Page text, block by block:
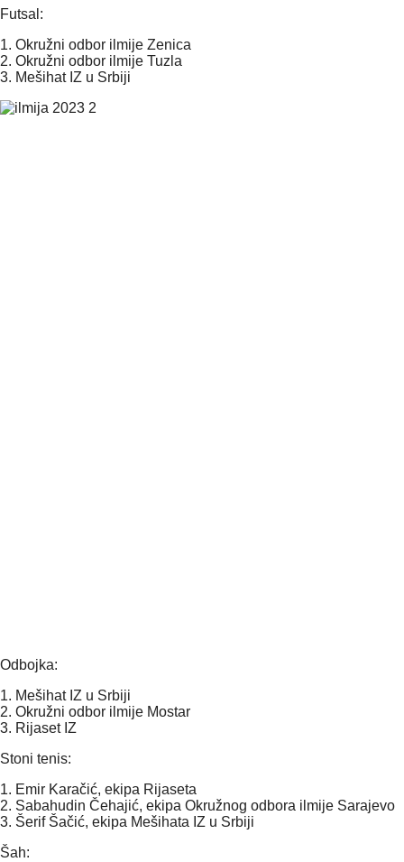
Futsal:
1. Okružni odbor ilmije Zenica
2. Okružni odbor ilmije Tuzla
3. Mešihat IZ u Srbiji
Odbojka:
1. Mešihat IZ u Srbiji
2. Okružni odbor ilmije Mostar
3. Rijaset IZ
Stoni tenis:
1. Emir Karačić, ekipa Rijaseta
2. Sabahudin Čehajić, ekipa Okružnog odbora ilmije Sarajevo
3. Šerif Šačić, ekipa Mešihata IZ u Srbiji
Šah: